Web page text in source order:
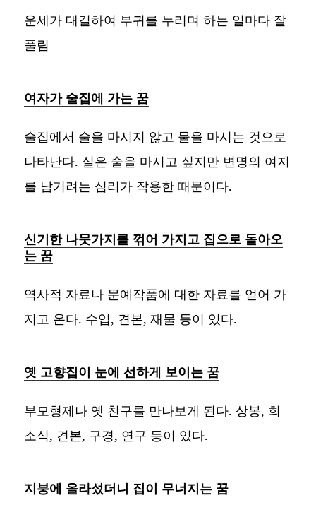
운세가 대길하여 부귀를 누리며 하는 일마다 잘
풀림
여자가 술집에 가는 꿈
술집에서 술을 마시지 않고 물을 마시는 것으로
나타난다. 실은 술을 마시고 싶지만 변명의 여지
를 남기려는 심리가 작용한 때문이다.
신기한 나뭇가지를 꺾어 가지고 집으로 돌아오
는 꿈
역사적 자료나 문예작품에 대한 자료를 얻어 가
지고 온다. 수입, 견본, 재물 등이 있다.
옛 고향집이 눈에 선하게 보이는 꿈
부모형제나 옛 친구를 만나보게 된다. 상봉, 희
소식, 견본, 구경, 연구 등이 있다.
지붕에 올라섰더니 집이 무너지는 꿈